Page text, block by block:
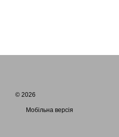
© 2026
Мобільна версія